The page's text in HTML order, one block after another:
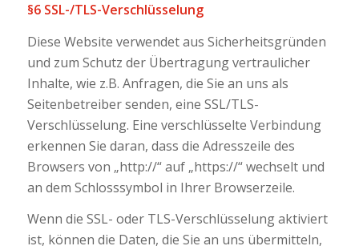
§6 SSL-/TLS-Verschlüsselung
Diese Website verwendet aus Sicherheitsgründen
und zum Schutz der Übertragung vertraulicher
Inhalte, wie z.B. Anfragen, die Sie an uns als
Seitenbetreiber senden, eine SSL/TLS-
Verschlüsselung. Eine verschlüsselte Verbindung
erkennen Sie daran, dass die Adresszeile des
Browsers von „http://“ auf „https://“ wechselt und
an dem Schlosssymbol in Ihrer Browserzeile.
Wenn die SSL- oder TLS-Verschlüsselung aktiviert
ist, können die Daten, die Sie an uns übermitteln,